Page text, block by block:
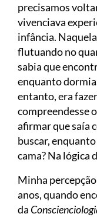
precisamos
vivenciava
infância.
flutuando no
sabia que
enquanto
entanto, era
compreendesse
afirmar que saía
buscar,
cama? Na lógica
Minha
anos, quando
da